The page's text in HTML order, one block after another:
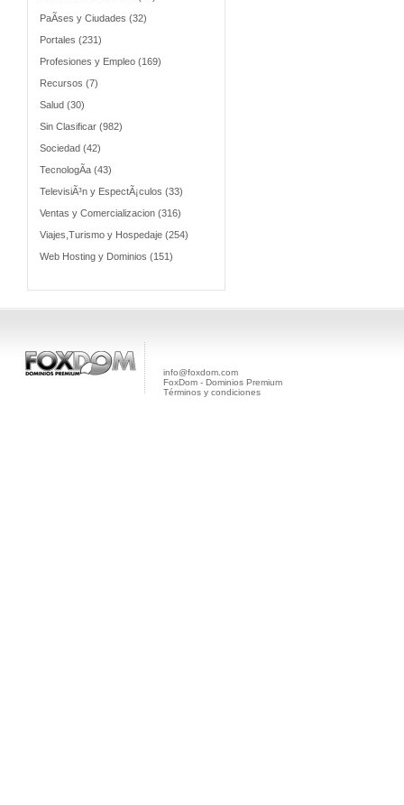
PaÃ­ses y Ciudades (32)
Portales (231)
Profesiones y Empleo (169)
Recursos (7)
Salud (30)
Sin Clasificar (982)
Sociedad (42)
TecnologÃ­a (43)
TelevisiÃ³n y EspectÃ¡culos (33)
Ventas y Comercializacion (316)
Viajes,Turismo y Hospedaje (254)
Web Hosting y Dominios (151)
info@foxdom.com
FoxDom - Dominios Premium
Términos y condiciones